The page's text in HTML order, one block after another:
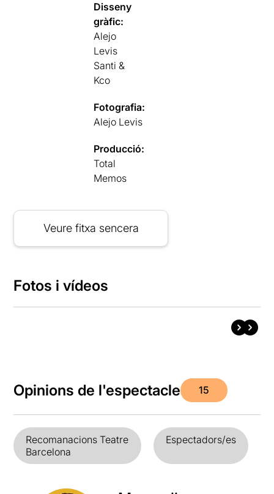
Disseny
gràfic:
Alejo
Levis
Santi &
Kco
Fotografia:
Alejo Levis
Producció:
Total
Memos
Veure fitxa sencera
Fotos i vídeos
Opinions de l'espectacle 15
Recomanacions Teatre
Barcelona
Espectadors/es